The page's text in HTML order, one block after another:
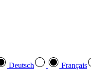
Deutsch Français